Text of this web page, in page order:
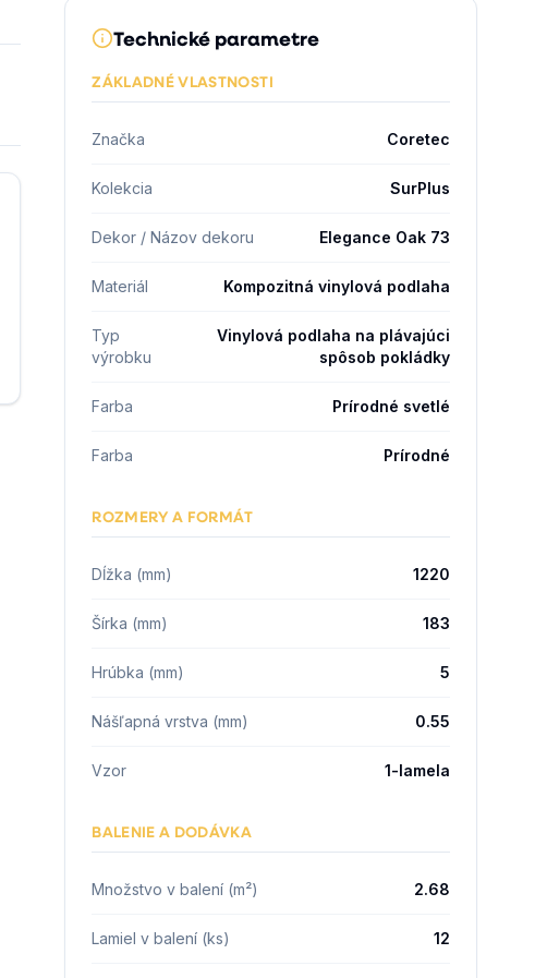
Technické parametre
ZÁKLADNÉ VLASTNOSTI
Značka Coretec
Kolekcia SurPlus
Dekor / Názov dekoru Elegance Oak 73
Materiál Kompozitná vinylová podlaha
Typ
výrobku
Vinylová podlaha na plávajúci
spôsob pokládky
Farba Prírodné svetlé
Farba Prírodné
ROZMERY A FORMÁT
Dĺžka (mm) 1220
Šírka (mm) 183
Hrúbka (mm) 5
Nášľapná vrstva (mm) 0.55
Vzor 1-lamela
BALENIE A DODÁVKA
Množstvo v balení (m²) 2.68
Lamiel v balení (ks) 12